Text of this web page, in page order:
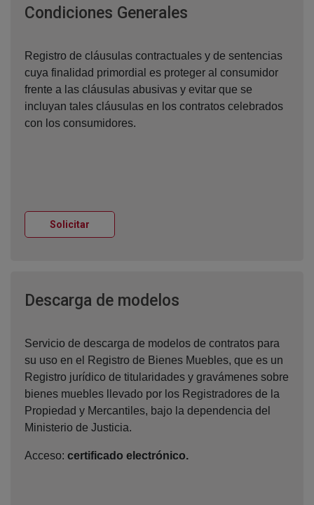
Condiciones Generales
Registro de cláusulas contractuales y de sentencias
cuya finalidad primordial es proteger al consumidor
frente a las cláusulas abusivas y evitar que se
incluyan tales cláusulas en los contratos celebrados
con los consumidores.
Solicitar
Descarga de modelos
Servicio de descarga de modelos de contratos para
su uso en el Registro de Bienes Muebles, que es un
Registro jurídico de titularidades y gravámenes sobre
bienes muebles llevado por los Registradores de la
Propiedad y Mercantiles, bajo la dependencia del
Ministerio de Justicia.
Acceso: certificado electrónico.